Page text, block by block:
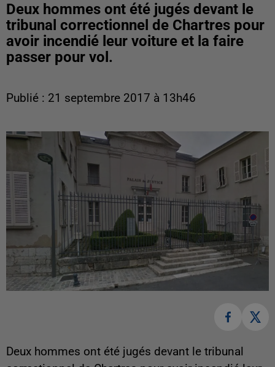
Deux hommes ont été jugés devant le
tribunal correctionnel de Chartres pour
avoir incendié leur voiture et la faire
passer pour vol.
Publié : 21 septembre 2017 à 13h46
Deux hommes ont été jugés devant le tribunal